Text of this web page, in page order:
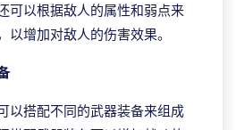
可以根据敌人的属性和弱点来
以增加对敌人的伤害效果。
以搭配不同的武器装备来组成